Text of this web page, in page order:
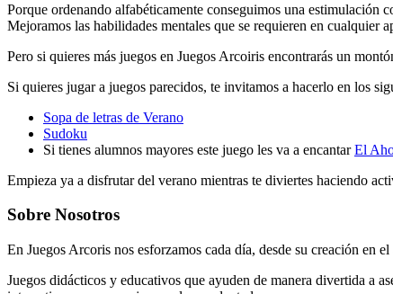
Porque ordenando alfabéticamente conseguimos una estimulación
Mejoramos las habilidades mentales que se requieren en
Pero si quieres más juegos en Juegos Arcoiris encontrarás un
Si quieres jugar a juegos parecidos, te invitamos a hacerlo en los
Sopa de letras de Verano
Sudoku
Si tienes alumnos mayores este juego les va a encantarEl
Empieza ya a disfrutar del verano mientras te diviertes haciendo
Sobre Nosotros
En Juegos Arcoris nos esforzamos cada día, desde su creación en
Juegos didácticos y educativos que ayuden de manera divertida a